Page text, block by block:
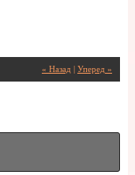
« Назад Уперед »